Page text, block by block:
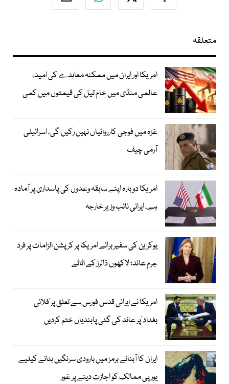
متعلقہ
امریکا اور ایران میں ممکنہ معاہدے کی امید،
عالمی منڈی میں خام تیل کی قیمتوں میں کمی
غزہ میں فوجی کارروائیاں نہیں رکیں گی، اسرائیلی
آرمی چیف
امریکا دوبارہ اپنے سابقہ وعدوں کی پاسداری پر آمادہ
ہے، ایرانی نائب وزیر خارجہ
یوکرین کی سفیر برائے امریکا پر کرپشن الزامات پر فرد
جرم عائد؛ لاکھوں ڈالرز کے اثاثے
امریکا نے ایرانی قدس فورس سے تعلق پر’فلائی
بغداد‘پر عائد کی گئی پابندیاں ختم کردیں
ایران کا آبنائے ہرمز میں بارودی سرنگیں ہٹانے کیلیے
یورپی ممالک کو اجازت دینے پر غور